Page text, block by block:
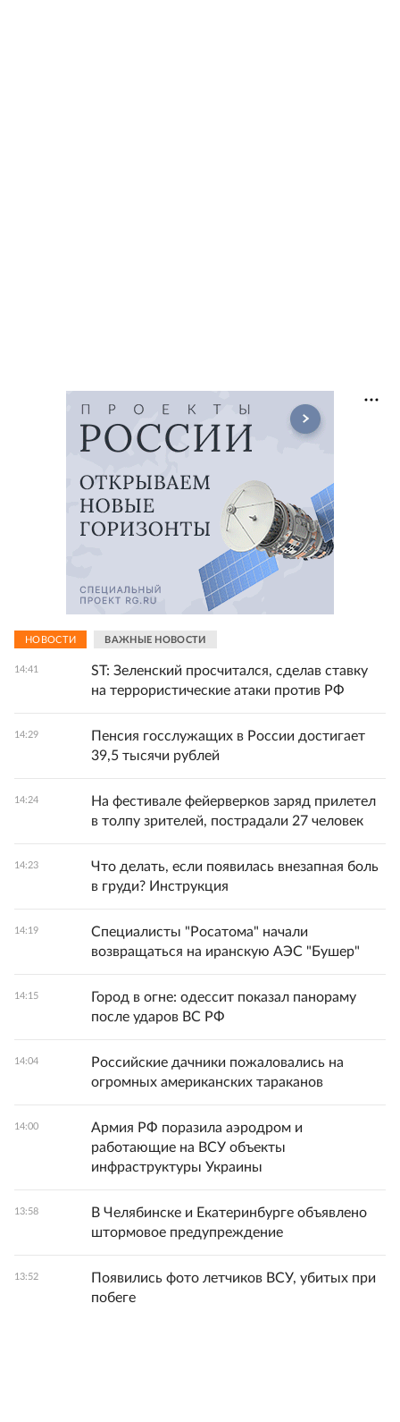
НОВОСТИ ВАЖНЫЕ НОВОСТИ
14:41
ST: Зеленский просчитался, сделав ставку
на террористические атаки против РФ
14:29
Пенсия госслужащих в России достигает
39,5 тысячи рублей
14:24
На фестивале фейерверков заряд прилетел
в толпу зрителей, пострадали 27 человек
14:23
Что делать, если появилась внезапная боль
в груди? Инструкция
14:19
Специалисты "Росатома" начали
возвращаться на иранскую АЭС "Бушер"
14:15
Город в огне: одессит показал панораму
после ударов ВС РФ
14:04
Российские дачники пожаловались на
огромных американских тараканов
14:00
Армия РФ поразила аэродром и
работающие на ВСУ объекты
инфраструктуры Украины
13:58
В Челябинске и Екатеринбурге объявлено
штормовое предупреждение
13:52
Появились фото летчиков ВСУ, убитых при
побеге